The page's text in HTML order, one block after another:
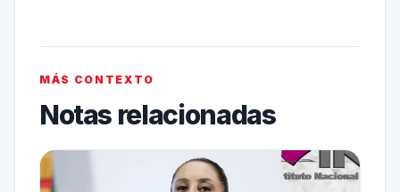
MÁS CONTEXTO
Notas relacionadas